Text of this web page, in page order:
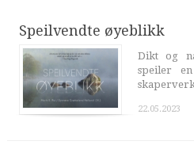
Speilvendte øyeblikk
Dikt og
speiler
22.05.2023